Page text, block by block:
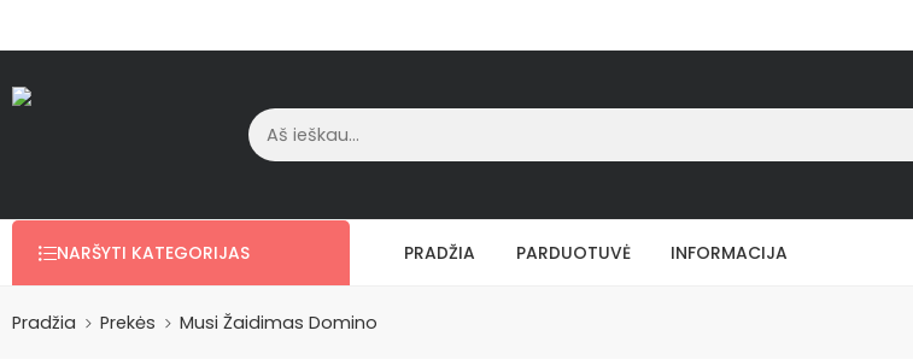
NARŠYTI KATEGORIJAS PRADŽIA PARDUOTUVĖ INFORMACIJA
Pradžia Prekės Musi Žaidimas Domino